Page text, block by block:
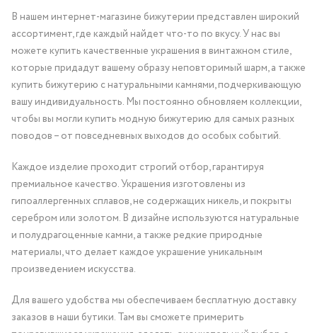
В нашем интернет-магазине бижутерии представлен широкий
ассортимент, где каждый найдет что-то по вкусу. У нас вы
можете купить качественные украшения в винтажном стиле,
которые придадут вашему образу неповторимый шарм, а также
купить бижутерию с натуральными камнями, подчеркивающую
вашу индивидуальность. Мы постоянно обновляем коллекции,
чтобы вы могли купить модную бижутерию для самых разных
поводов – от повседневных выходов до особых событий.
Каждое изделие проходит строгий отбор, гарантируя
премиальное качество. Украшения изготовлены из
гипоаллергенных сплавов, не содержащих никель, и покрыты
серебром или золотом. В дизайне используются натуральные
и полудрагоценные камни, а также редкие природные
материалы, что делает каждое украшение уникальным
произведением искусства.
Для вашего удобства мы обеспечиваем бесплатную доставку
заказов в наши бутики. Там вы сможете примерить